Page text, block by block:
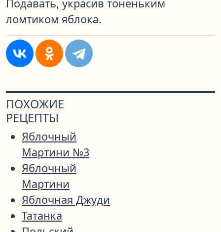
Подавать, украсив тоненьким
ломтиком яблока.
ПОХОЖИЕ
РЕЦЕПТЫ
Яблочный
Мартини №3
Яблочный
Мартини
Яблочная Джуди
Татанка